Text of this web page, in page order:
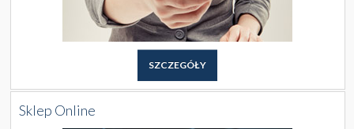
SZCZEGÓŁY
Sklep Online